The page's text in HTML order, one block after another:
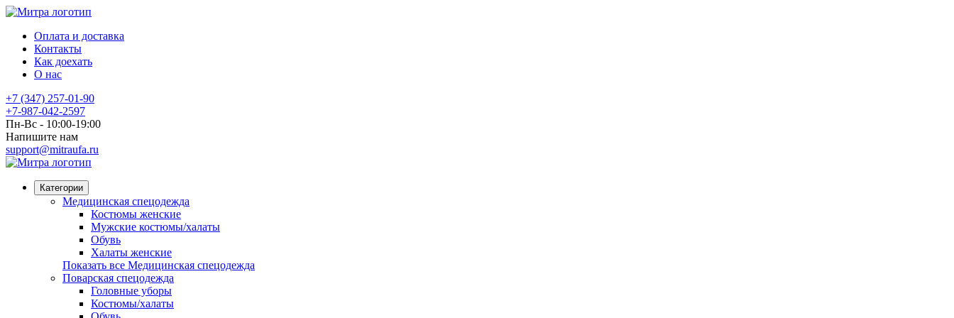
Оплата и доставка
Контакты
Как доехать
О нас
+7 (347) 257-01-90
+7-987-042-2597
Пн-Вс - 10:00-19:00
Напишите нам
support@mitraufa.ru
Категории
Медицинская спецодежда
Костюмы женские
Мужские костюмы/халаты
Обувь
Халаты женские
Показать все Медицинская спецодежда
Поварская спецодежда
Головные уборы
Костюмы/халаты